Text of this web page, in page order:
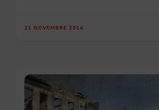
21 NOVEMBRE 2014